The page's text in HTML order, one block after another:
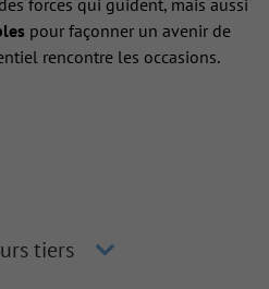
forces qui guident, mais aussi
pour façonner un avenir de
rencontre les occasions.
tiers